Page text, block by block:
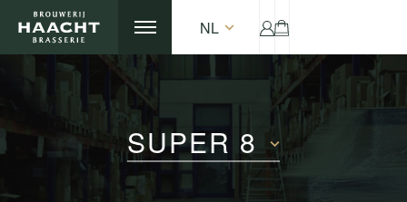
NL
SUPER 8